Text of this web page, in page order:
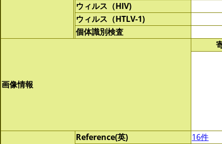
ウィルス（HIV)
ウィルス（HTLV-1)
個体識別検査
画像情報
Reference(英)
16件